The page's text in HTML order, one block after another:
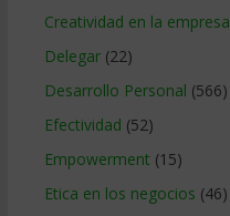
Creatividad en la empresa
Delegar(22)
Desarrollo Personal (566)
Efectividad (52)
Empowerment (15)
Etica en los negocios (46)